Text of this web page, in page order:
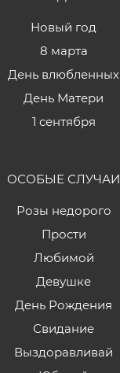
Новый год
8 марта
День влюбленных
День Матери
1 сентября
ОСОБЫЕ СЛУЧАИ
Розы недорого
Прости
Любимой
Девушке
День Рождения
Свидание
Выздоравливай